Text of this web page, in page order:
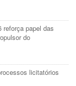
papel das
do
licitatórios